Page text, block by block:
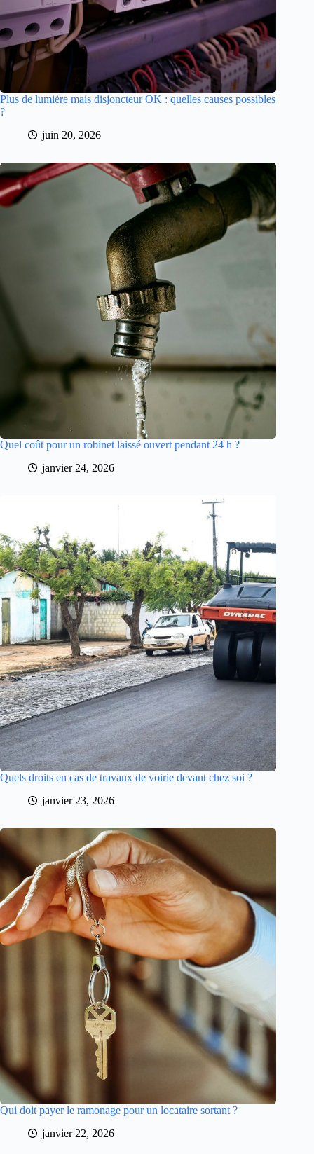
Plus de lumière mais disjoncteur OK : quelles causes possibles
?
juin 20, 2026
Quel coût pour un robinet laissé ouvert pendant 24 h ?
janvier 24, 2026
Quels droits en cas de travaux de voirie devant chez soi ?
janvier 23, 2026
Qui doit payer le ramonage pour un locataire sortant ?
janvier 22, 2026